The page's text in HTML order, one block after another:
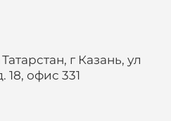
г Казань, ул
офис 331